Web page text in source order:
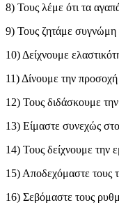
8) Τους λέμε ότι τα
9) Τους ζητάμε συγνώμη
10) Δείχνουμε
11) Δίνουμε την
12) Τους διδάσκουμε την
13) Είμαστε συνεχώς
14) Τους δείχνουμε την
15) Αποδεχόμαστε τους
16) Σεβόμαστε τους